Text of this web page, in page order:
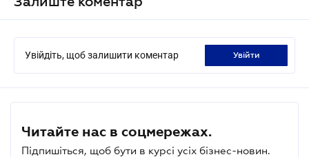
Увійдіть, щоб залишити коментар увійти
Читайте нас в соцмережах.
Підпишіться, щоб бути в курсі усіх бізнес-новин.